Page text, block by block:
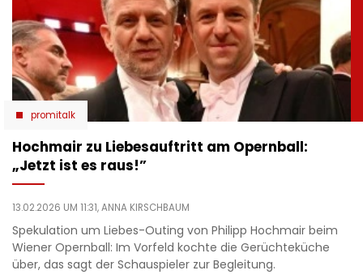
promitalk
Hochmair zu Liebesauftritt am Opernball:
„Jetzt ist es raus!”
13.02.2026 UM 11:31,ANNA KIRSCHBAUM
Spekulation um Liebes-Outing von Philipp Hochmair beim
Wiener Opernball: Im Vorfeld kochte die Gerüchteküche
über, das sagt der Schauspieler zur Begleitung.